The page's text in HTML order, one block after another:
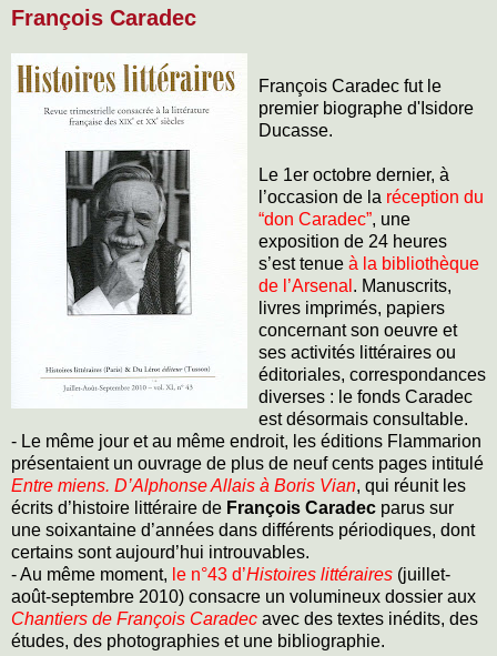
François Caradec
François Caradec fut le
premier biographe d'Isidore
Ducasse.
Le 1er octobre dernier, à
l’occasion de la réception du
“don Caradec”, une
exposition de 24 heures
s’est tenue à la bibliothèque
de l’Arsenal . Manuscrits,
livres imprimés, papiers
concernant son oeuvre et
ses activités littéraires ou
éditoriales, correspondances
diverses : le fonds Caradec
est désormais consultable.
- Le même jour et au même endroit, les éditions Flammarion
présentaient un ouvrage de plus de neuf cents pages intitulé
Entre miens. D’Alphonse Allais à Boris Vian, qui réunit les
écrits d’histoire littéraire de François Caradec parus sur
une soixantaine d’années dans différents périodiques, dont
certains sont aujourd’hui introuvables.
- Au même moment, le n°43 d’Histoires littéraires (juillet-
août-septembre 2010) consacre un volumineux dossier aux
Chantiers de François Caradec avec des textes inédits, des
études, des photographies et une bibliographie.